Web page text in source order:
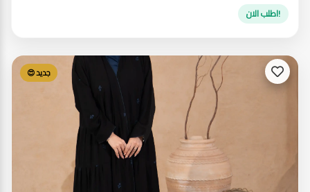
!اطلب الان
جديد 😍